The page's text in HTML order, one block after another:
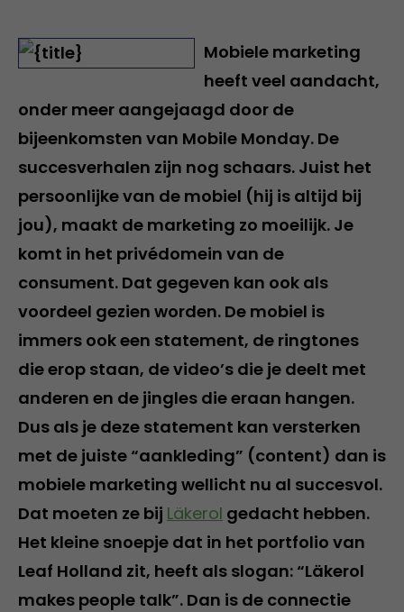
Mobiele marketing
heeft veel aandacht,
onder meer aangejaagd door de
bijeenkomsten van Mobile Monday. De
succesverhalen zijn nog schaars. Juist het
persoonlijke van de mobiel (hij is altijd bij
jou), maakt de marketing zo moeilijk. Je
komt in het privédomein van de
consument. Dat gegeven kan ook als
voordeel gezien worden. De mobiel is
immers ook een statement, de ringtones
die erop staan, de video’s die je deelt met
anderen en de jingles die eraan hangen.
Dus als je deze statement kan versterken
met de juiste “aankleding” (content) dan is
mobiele marketing wellicht nu al succesvol.
Dat moeten ze bij Läkerol gedacht hebben.
Het kleine snoepje dat in het portfolio van
Leaf Holland zit, heeft als slogan: “Läkerol
makes people talk”. Dan is de connectie